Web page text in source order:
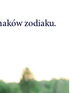
zodiaku.